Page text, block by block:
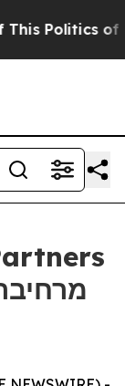
Politics of